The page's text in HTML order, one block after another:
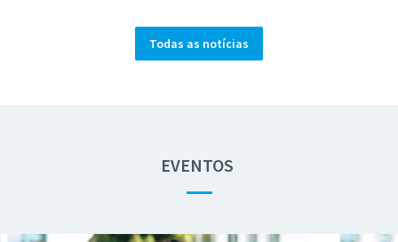
Todas as notícias
EVENTOS
—